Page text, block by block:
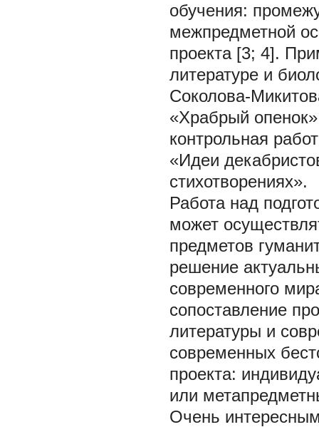
обучения:
межпредметной
проекта [3; 4].
литературе и
Соколова-
«Храбрый
контрольная
«Идеи
стихотворениях».
Работа над
может
предметов
решение
современного
сопоставление
литературы и
современных
проекта:
или
Очень